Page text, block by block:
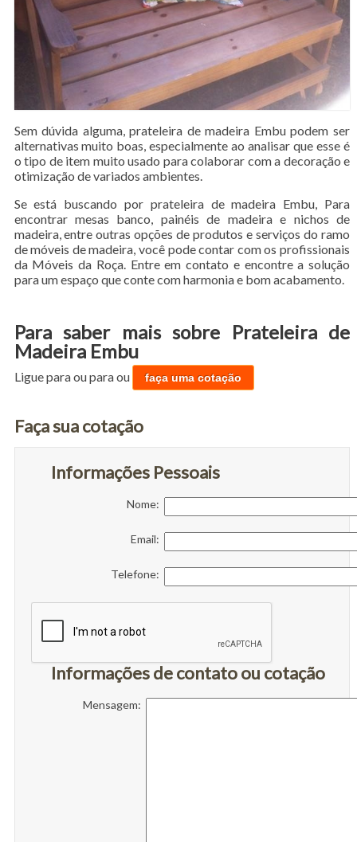
Sem dúvida alguma, prateleira de madeira Embu podem ser
alternativas muito boas, especialmente ao analisar que esse é
o tipo de item muito usado para colaborar com a decoração e
otimização de variados ambientes.
Se está buscando por prateleira de madeira Embu, Para
encontrar mesas banco, painéis de madeira e nichos de
madeira, entre outras opções de produtos e serviços do ramo
de móveis de madeira, você pode contar com os profissionais
da Móveis da Roça. Entre em contato e encontre a solução
para um espaço que conte com harmonia e bom acabamento.
Para saber mais sobre Prateleira de
Madeira Embu
Ligue paraou paraou faça uma cotação
Faça sua cotação
Informações Pessoais
Nome:
Email:
Telefone:
Informações de contato ou cotação
Mensagem: